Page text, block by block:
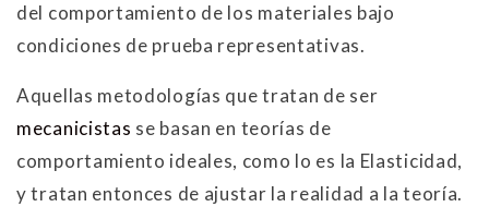
del comportamiento de los materiales bajo
condiciones de prueba representativas.
Aquellas metodologías que tratan de ser
mecanicistas se basan en teorías de
comportamiento ideales, como lo es la Elasticidad,
y tratan entonces de ajustar la realidad a la teoría.